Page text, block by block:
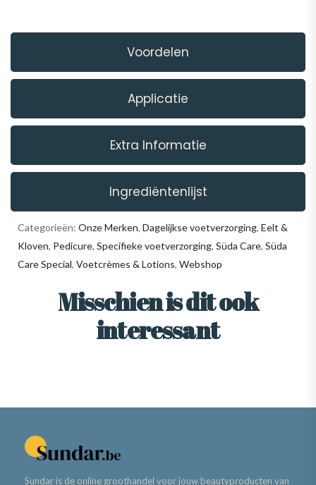
Voordelen
Applicatie
Extra Informatie
Ingrediëntenlijst
Categorieën: Onze Merken, Dagelijkse voetverzorging, Eelt &
Kloven, Pedicure, Specifieke voetverzorging, Süda Care, Süda
Care Special, Voetcrèmes & Lotions, Webshop
Misschien is dit ook
interessant
Sundar is de online groothandel voor jouw beautyproducten van